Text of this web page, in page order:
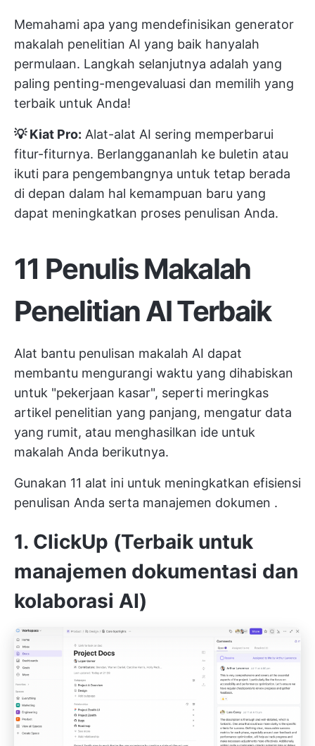
Memahami apa yang mendefinisikan generator
makalah penelitian AI yang baik hanyalah
permulaan. Langkah selanjutnya adalah yang
paling penting-mengevaluasi dan memilih yang
terbaik untuk Anda!
💡 Kiat Pro: Alat-alat AI sering memperbarui
fitur-fiturnya. Berlanggananlah ke buletin atau
ikuti para pengembangnya untuk tetap berada
di depan dalam hal kemampuan baru yang
dapat meningkatkan proses penulisan Anda.
11 Penulis Makalah
Penelitian AI Terbaik
Alat bantu penulisan makalah AI dapat
membantu mengurangi waktu yang dihabiskan
untuk "pekerjaan kasar", seperti meringkas
artikel penelitian yang panjang, mengatur data
yang rumit, atau menghasilkan ide untuk
makalah Anda berikutnya.
Gunakan 11 alat ini untuk meningkatkan efisiensi
penulisan Anda serta manajemen dokumen .
1. ClickUp (Terbaik untuk
manajemen dokumentasi dan
kolaborasi AI)